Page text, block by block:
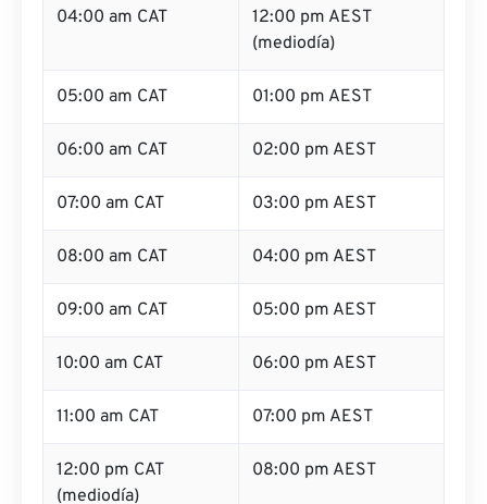
04:00 am CAT
12:00 pm AEST
(mediodía)
05:00 am CAT 01:00 pm AEST
06:00 am CAT 02:00 pm AEST
07:00 am CAT 03:00 pm AEST
08:00 am CAT 04:00 pm AEST
09:00 am CAT 05:00 pm AEST
10:00 am CAT 06:00 pm AEST
11:00 am CAT 07:00 pm AEST
12:00 pm CAT
(mediodía)
08:00 pm AEST